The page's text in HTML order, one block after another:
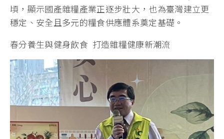
頃，顯示國產雜糧產業正逐步壯大，也為臺灣建立更
穩定、安全且多元的糧食供應體系奠定基礎。
春分養生與健身飲食 打造雜糧健康新潮流